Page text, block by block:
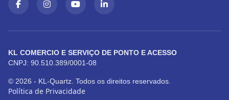
KL COMERCIO E SERVIÇO DE PONTO E ACESSO
CNPJ: 90.510.389/0001-08
© 2026 - KL-Quartz. Todos os direitos reservados.
Política de Privacidade